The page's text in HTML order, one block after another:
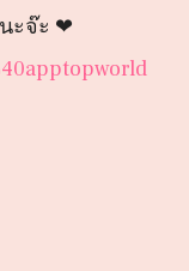
ะจ๊ะ ❤